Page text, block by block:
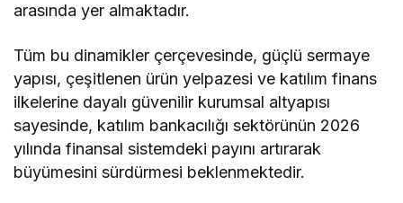
arasında yer almaktadır.
Tüm bu dinamikler çerçevesinde, güçlü sermaye
yapısı, çeşitlenen ürün yelpazesi ve katılım finans
ilkelerine dayalı güvenilir kurumsal altyapısı
sayesinde, katılım bankacılığı sektörünün 2026
yılında finansal sistemdeki payını artırarak
büyümesini sürdürmesi beklenmektedir.